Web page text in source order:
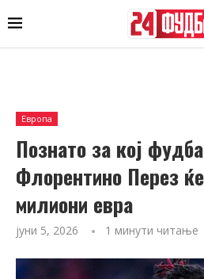
Европа
Познато за кој
Флорентино Перез
милиони евра
јуни 5, 2026 1 минути читање